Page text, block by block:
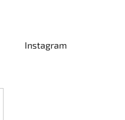
Instagram